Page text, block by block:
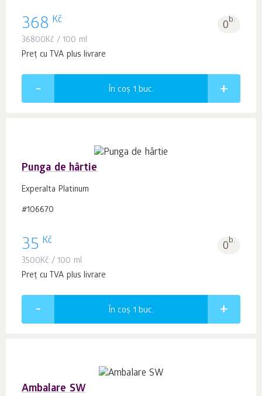
368 Kč 0b.
36800Kč / 100 ml
Preț cu TVA plus livrare
În coș 1 buc.
Punga de hârtie
Experalta Platinum
#106670
35 Kč 0b.
3500Kč / 100 ml
Preț cu TVA plus livrare
În coș 1 buc.
Ambalare SW